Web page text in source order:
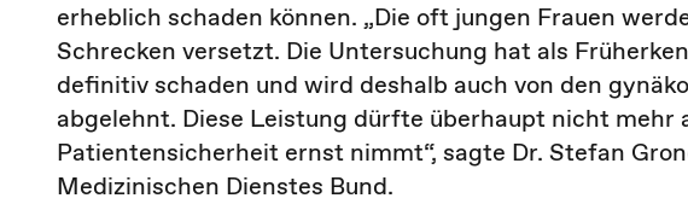
erheblich schaden können. „Die oft jungen Frauen
Schrecken versetzt. Die Untersuchung hat als
definitiv schaden und wird deshalb auch von den
abgelehnt. Diese Leistung dürfte überhaupt nicht mehr
Patientensicherheit ernst nimmt“, sagte Dr. Stefan
Medizinischen Dienstes Bund.